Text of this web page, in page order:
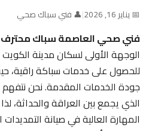
📅 يناير 16, 2026 |👤 فني سباك صحي
فني صحي العاصمة سباك محترف
الوجهة الأولى لسكان مدينة الكويت
للحصول على خدمات سباكة راقية،
جودة الخدمات المقدمة. نحن نتفهم
الذي يجمع بين العراقة والحداثة، لذا
المهارة العالية في صيانة التمديدات